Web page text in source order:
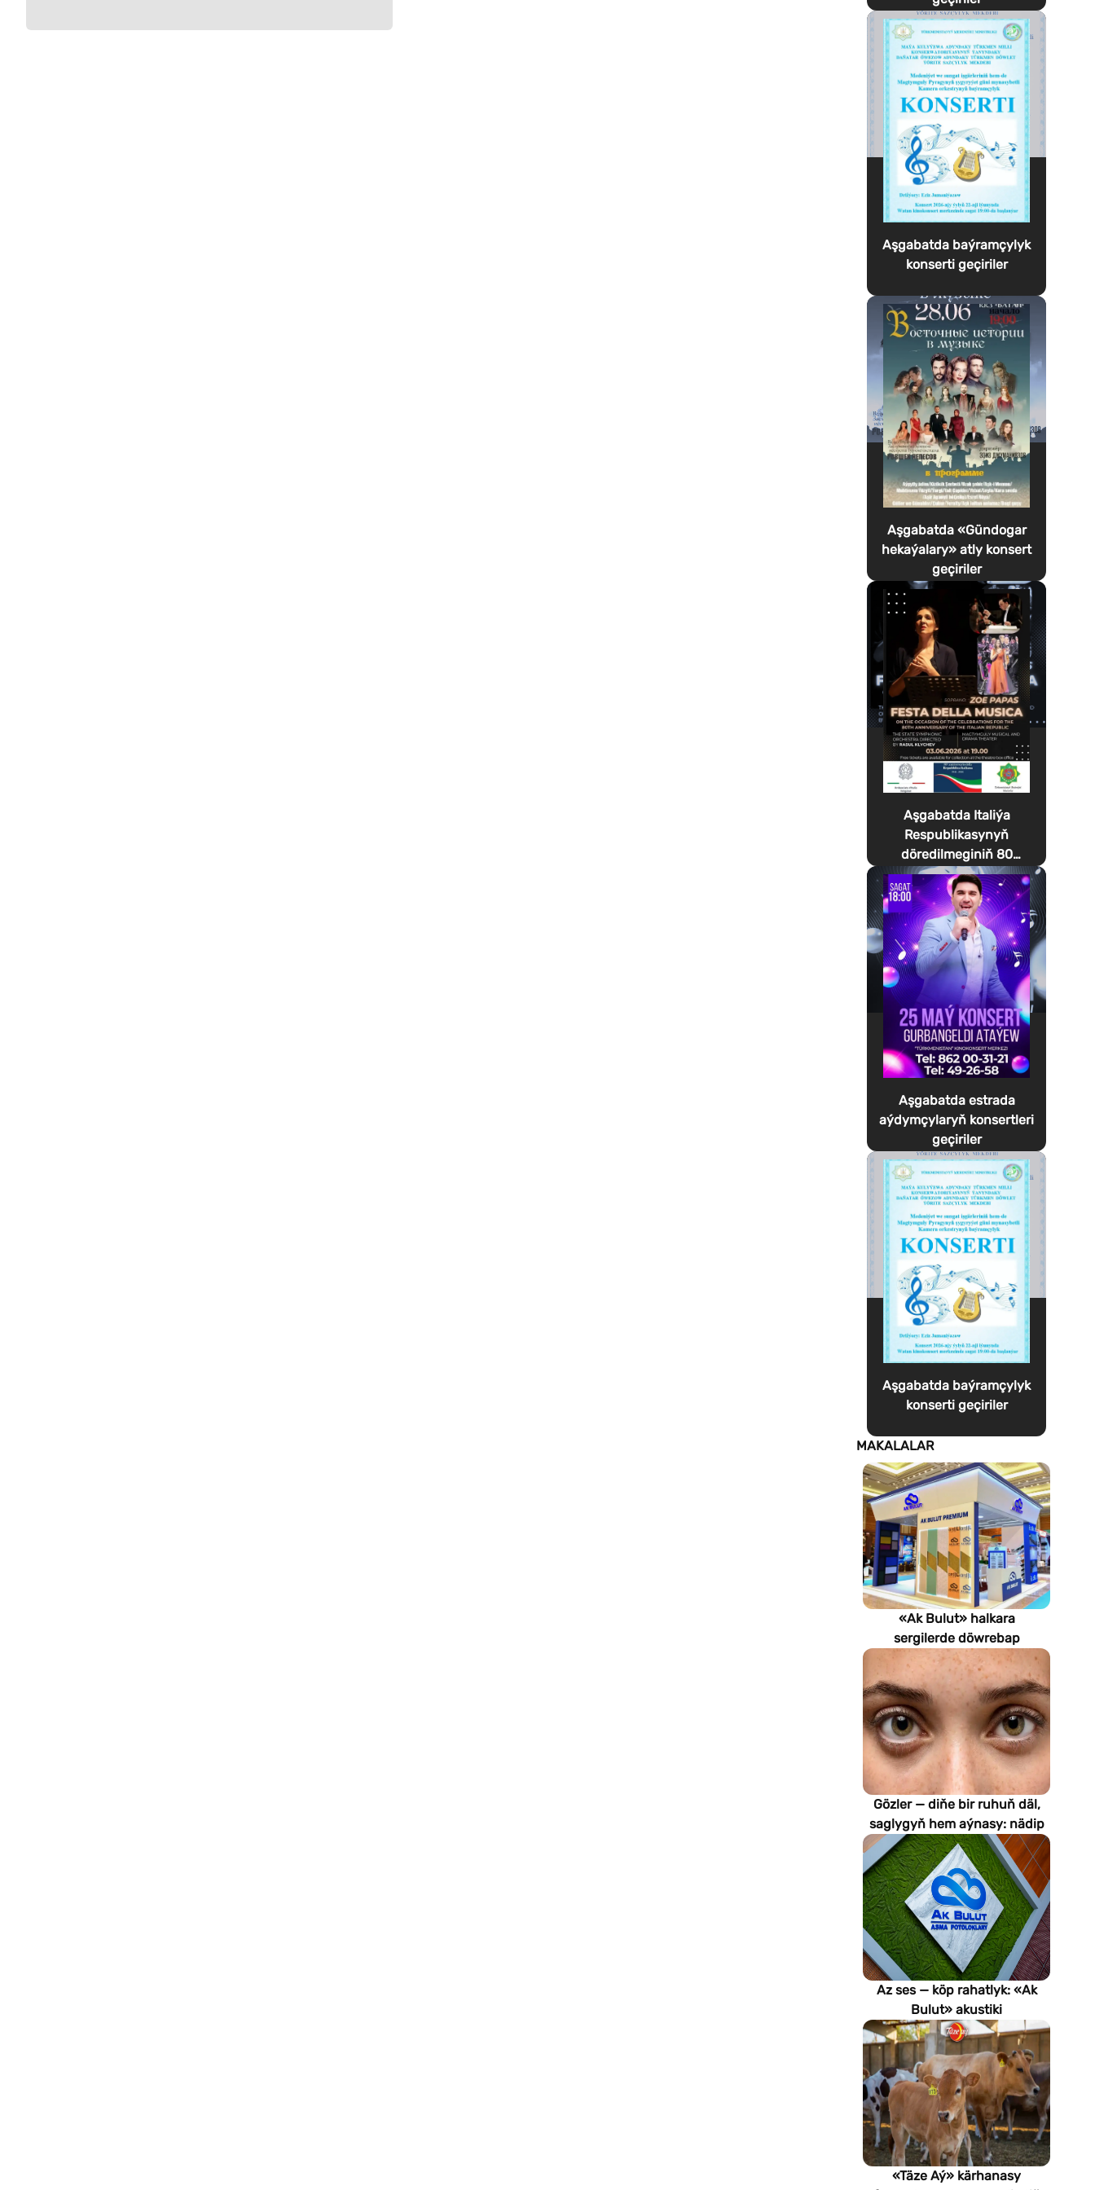
Aşgabatda baýramçylyk
konserti geçiriler
Aşgabatda «Gündogar
hekaýalary» atly konsert
geçiriler
Aşgabatda Italiýa
Respublikasynyň
döredilmeginiň 80
ýyllygyna bagyşlanan
Festa della Musica
geçirilýär
Aşgabatda estrada
aýdymçylaryň konsertleri
geçiriler
Aşgabatda baýramçylyk
konserti geçiriler
MAKALALAR
«Ak Bulut» halkara
sergilerde döwrebap
gurluşyk çözgütlerini
görkezýär
Gözler — diňe bir ruhuň däl,
saglygyň hem aýnasy: nädip
emeli aň keselleri suratlar
arkaly anyklaýar?
Az ses — köp rahatlyk: «Ak
Bulut» akustiki
potoloklarynyň
artykmaçlyklary
«Täze Aý» kärhanasy